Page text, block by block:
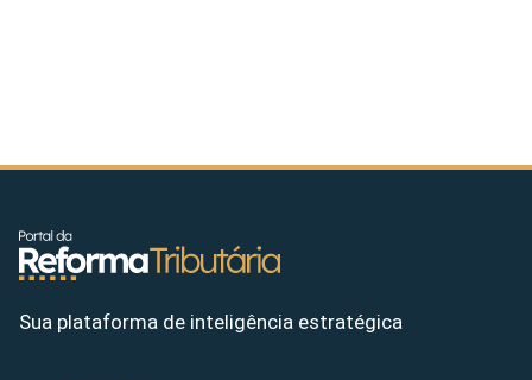
Sua plataforma de inteligência estratégica